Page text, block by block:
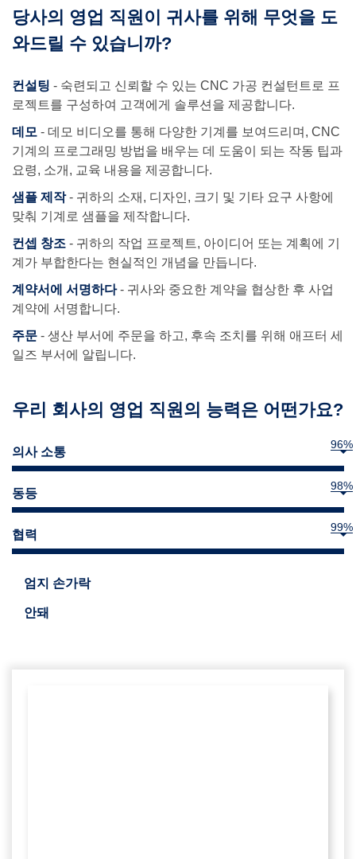
당사의 영업 직원이 귀사를 위해 무엇을 도
와드릴 수 있습니까?
컨설팅 - 숙련되고 신뢰할 수 있는 CNC 가공 컨설턴트로 프
로젝트를 구성하여 고객에게 솔루션을 제공합니다.
데모 - 데모 비디오를 통해 다양한 기계를 보여드리며, CNC
기계의 프로그래밍 방법을 배우는 데 도움이 되는 작동 팁과
요령, 소개, 교육 내용을 제공합니다.
샘플 제작- 귀하의 소재, 디자인, 크기 및 기타 요구 사항에
맞춰 기계로 샘플을 제작합니다.
컨셉 창조 - 귀하의 작업 프로젝트, 아이디어 또는 계획에 기
계가 부합한다는 현실적인 개념을 만듭니다.
계약서에 서명하다- 귀사와 중요한 계약을 협상한 후 사업
계약에 서명합니다.
주문 - 생산 부서에 주문을 하고, 후속 조치를 위해 애프터 세
일즈 부서에 알립니다.
우리 회사의 영업 직원의 능력은 어떤가요?
의사 소통
96%
동등
98%
협력
99%
엄지 손가락
안돼